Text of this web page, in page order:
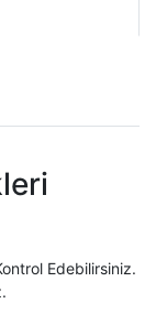
Edebilirsiniz.